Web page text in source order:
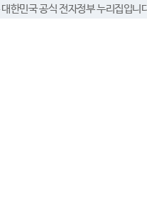
한민국 공식 전자정부 누리집입니